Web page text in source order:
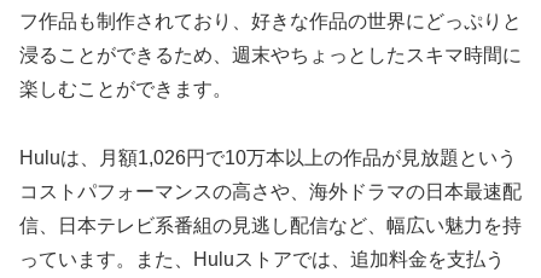
フ作品も制作されており、好きな作品の世界にどっぷりと
浸ることができるため、週末やちょっとしたスキマ時間に
楽しむことができます。
Huluは、月額1,026円で10万本以上の作品が見放題という
コストパフォーマンスの高さや、海外ドラマの日本最速配
信、日本テレビ系番組の見逃し配信など、幅広い魅力を持
っています。また、Huluストアでは、追加料金を支払う